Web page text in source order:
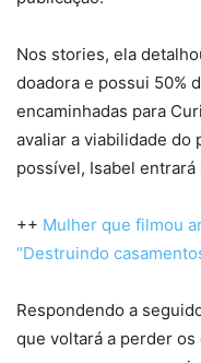
Nos stories, ela
doadora e possui 50%
encaminhadas para
avaliar a viabilidade do
possível, Isabel
++ Mulher que filmou
“Destruindo
Respondendo a
que voltará a perder os